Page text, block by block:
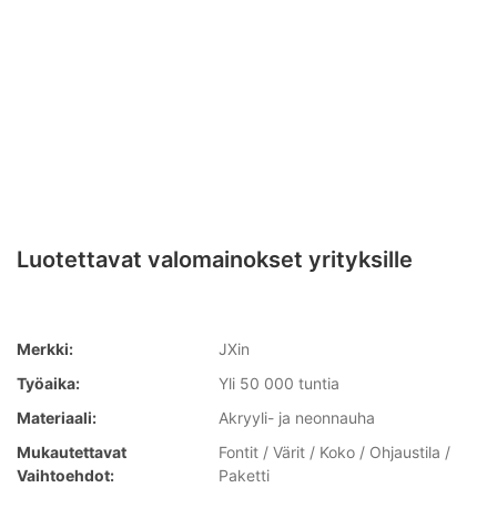
Luotettavat valomainokset yrityksille
Merkki:
JXin
Työaika:
Yli 50 000 tuntia
Materiaali:
Akryyli- ja neonnauha
Mukautettavat
Vaihtoehdot:
Fontit / Värit / Koko / Ohjaustila /
Paketti